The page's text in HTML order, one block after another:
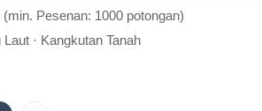
Pesenan: 1000 potongan)
· Kangkutan Tanah